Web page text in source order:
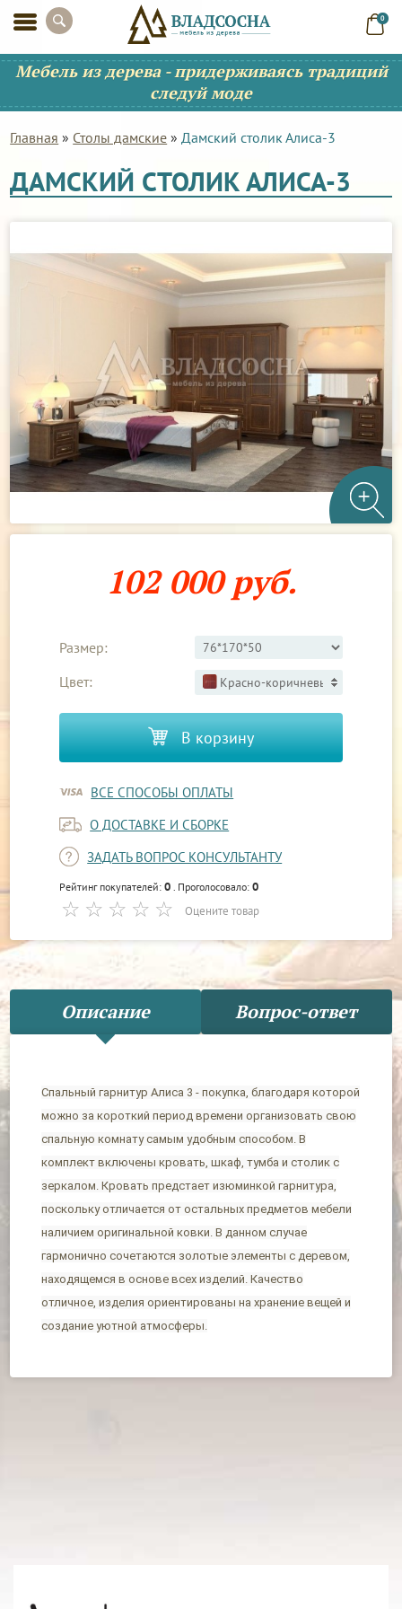
0
Мебель из дерева - придерживаясь традиций
следуй моде
Главная » Столы дамские »Дамский столик Алиса-3
ДАМСКИЙ СТОЛИК АЛИСА-3
102 000 руб.
Размер:
Цвет:
Красно-коричневый 3
В корзину
ВСЕ СПОСОБЫ ОПЛАТЫ
О ДОСТАВКЕ И СБОРКЕ
ЗАДАТЬ ВОПРОС КОНСУЛЬТАНТУ
Рейтинг покупателей:0 . Проголосовало:0
Оцените товар
Описание Вопрос-ответ
Спальный гарнитур Алиса 3 - покупка, благодаря которой
можно за короткий период времени организовать свою
спальную комнату самым удобным способом. В
комплект включены кровать, шкаф, тумба и столик с
зеркалом. Кровать предстает изюминкой гарнитура,
поскольку отличается от остальных предметов мебели
наличием оригинальной ковки. В данном случае
гармонично сочетаются золотые элементы с деревом,
находящемся в основе всех изделий. Качество
отличное, изделия ориентированы на хранение вещей и
создание уютной атмосферы.